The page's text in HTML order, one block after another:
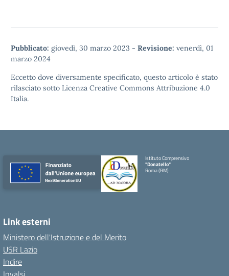
Pubblicato: giovedì, 30 marzo 2023 - Revisione: venerdì, 01
marzo 2024
Eccetto dove diversamente specificato, questo articolo è stato
rilasciato sotto Licenza Creative Commons Attribuzione 4.0
Italia.
Istituto Comprensivo
"Donatello"
Roma (RM)
Link esterni
Ministero dell'Istruzione e del Merito
USR Lazio
Indire